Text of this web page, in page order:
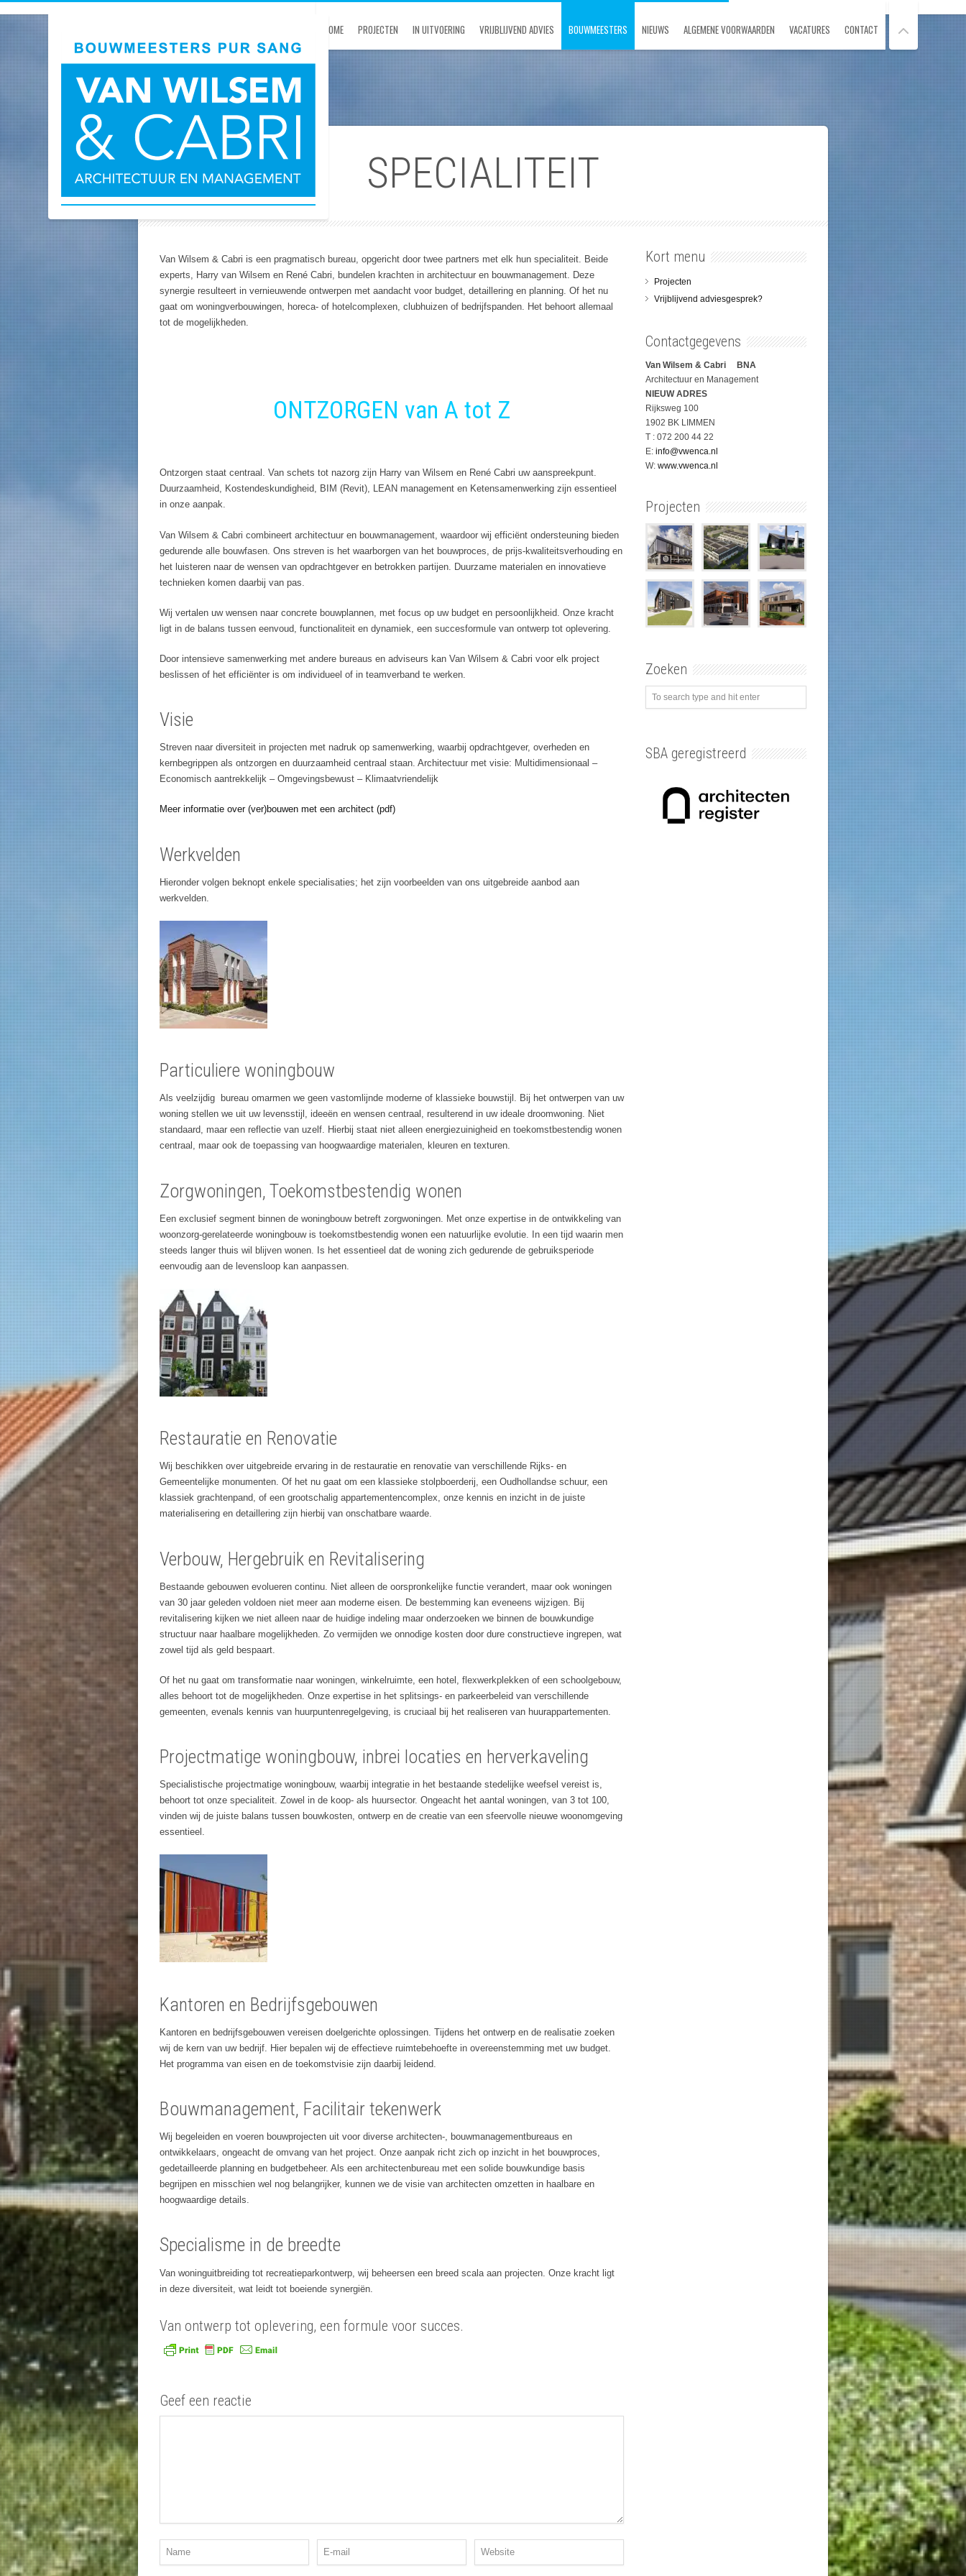
HOME PROJECTEN IN UITVOERING VRIJBLIJVEND ADVIES BOUWMEESTERS NIEUWS ALGEMENE VOORWAARDEN VACATURES CONTACT
SPECIALITEIT
Van Wilsem & Cabri is een pragmatisch bureau, opgericht door twee partners met elk hun specialiteit. Beide
experts, Harry van Wilsem en René Cabri, bundelen krachten in architectuur en bouwmanagement. Deze
synergie resulteert in vernieuwende ontwerpen met aandacht voor budget, detaillering en planning. Of het nu
gaat om woningverbouwingen, horeca- of hotelcomplexen, clubhuizen of bedrijfspanden. Het behoort allemaal
tot de mogelijkheden.
ONTZORGEN van A tot Z
Ontzorgen staat centraal. Van schets tot nazorg zijn Harry van Wilsem en René Cabri uw aanspreekpunt.
Duurzaamheid, Kostendeskundigheid, BIM (Revit), LEAN management en Ketensamenwerking zijn essentieel
in onze aanpak.
Van Wilsem & Cabri combineert architectuur en bouwmanagement, waardoor wij efficiënt ondersteuning bieden
gedurende alle bouwfasen. Ons streven is het waarborgen van het bouwproces, de prijs-kwaliteitsverhouding en
het luisteren naar de wensen van opdrachtgever en betrokken partijen. Duurzame materialen en innovatieve
technieken komen daarbij van pas.
Wij vertalen uw wensen naar concrete bouwplannen, met focus op uw budget en persoonlijkheid. Onze kracht
ligt in de balans tussen eenvoud, functionaliteit en dynamiek, een succesformule van ontwerp tot oplevering.
Door intensieve samenwerking met andere bureaus en adviseurs kan Van Wilsem & Cabri voor elk project
beslissen of het efficiënter is om individueel of in teamverband te werken.
Visie
Streven naar diversiteit in projecten met nadruk op samenwerking, waarbij opdrachtgever, overheden en
kernbegrippen als ontzorgen en duurzaamheid centraal staan. Architectuur met visie: Multidimensionaal –
Economisch aantrekkelijk – Omgevingsbewust – Klimaatvriendelijk
Meer informatie over (ver)bouwen met een architect (pdf)
Werkvelden
Hieronder volgen beknopt enkele specialisaties; het zijn voorbeelden van ons uitgebreide aanbod aan
werkvelden.
Particuliere woningbouw
Als veelzijdig bureau omarmen we geen vastomlijnde moderne of klassieke bouwstijl. Bij het ontwerpen van uw
woning stellen we uit uw levensstijl, ideeën en wensen centraal, resulterend in uw ideale droomwoning. Niet
standaard, maar een reflectie van uzelf. Hierbij staat niet alleen energiezuinigheid en toekomstbestendig wonen
centraal, maar ook de toepassing van hoogwaardige materialen, kleuren en texturen.
Zorgwoningen, Toekomstbestendig wonen
Een exclusief segment binnen de woningbouw betreft zorgwoningen. Met onze expertise in de ontwikkeling van
woonzorg-gerelateerde woningbouw is toekomstbestendig wonen een natuurlijke evolutie. In een tijd waarin men
steeds langer thuis wil blijven wonen. Is het essentieel dat de woning zich gedurende de gebruiksperiode
eenvoudig aan de levensloop kan aanpassen.
Restauratie en Renovatie
Wij beschikken over uitgebreide ervaring in de restauratie en renovatie van verschillende Rijks- en
Gemeentelijke monumenten. Of het nu gaat om een klassieke stolpboerderij, een Oudhollandse schuur, een
klassiek grachtenpand, of een grootschalig appartementencomplex, onze kennis en inzicht in de juiste
materialisering en detaillering zijn hierbij van onschatbare waarde.
Verbouw, Hergebruik en Revitalisering
Bestaande gebouwen evolueren continu. Niet alleen de oorspronkelijke functie verandert, maar ook woningen
van 30 jaar geleden voldoen niet meer aan moderne eisen. De bestemming kan eveneens wijzigen. Bij
revitalisering kijken we niet alleen naar de huidige indeling maar onderzoeken we binnen de bouwkundige
structuur naar haalbare mogelijkheden. Zo vermijden we onnodige kosten door dure constructieve ingrepen, wat
zowel tijd als geld bespaart.
Of het nu gaat om transformatie naar woningen, winkelruimte, een hotel, flexwerkplekken of een schoolgebouw,
alles behoort tot de mogelijkheden. Onze expertise in het splitsings- en parkeerbeleid van verschillende
gemeenten, evenals kennis van huurpuntenregelgeving, is cruciaal bij het realiseren van huurappartementen.
Projectmatige woningbouw, inbrei locaties en herverkaveling
Specialistische projectmatige woningbouw, waarbij integratie in het bestaande stedelijke weefsel vereist is,
behoort tot onze specialiteit. Zowel in de koop- als huursector. Ongeacht het aantal woningen, van 3 tot 100,
vinden wij de juiste balans tussen bouwkosten, ontwerp en de creatie van een sfeervolle nieuwe woonomgeving
essentieel.
Kantoren en Bedrijfsgebouwen
Kantoren en bedrijfsgebouwen vereisen doelgerichte oplossingen. Tijdens het ontwerp en de realisatie zoeken
wij de kern van uw bedrijf. Hier bepalen wij de effectieve ruimtebehoefte in overeenstemming met uw budget.
Het programma van eisen en de toekomstvisie zijn daarbij leidend.
Bouwmanagement, Facilitair tekenwerk
Wij begeleiden en voeren bouwprojecten uit voor diverse architecten-, bouwmanagementbureaus en
ontwikkelaars, ongeacht de omvang van het project. Onze aanpak richt zich op inzicht in het bouwproces,
gedetailleerde planning en budgetbeheer. Als een architectenbureau met een solide bouwkundige basis
begrijpen en misschien wel nog belangrijker, kunnen we de visie van architecten omzetten in haalbare en
hoogwaardige details.
Specialisme in de breedte
Van woninguitbreiding tot recreatieparkontwerp, wij beheersen een breed scala aan projecten. Onze kracht ligt
in deze diversiteit, wat leidt tot boeiende synergiën.
Van ontwerp tot oplevering, een formule voor succes.
Geef een reactie
Kort menu
Projecten
Vrijblijvend adviesgesprek?
Contactgegevens
Van Wilsem & Cabri BNA
Architectuur en Management
NIEUW ADRES
Rijksweg 100
1902 BK LIMMEN
T : 072 200 44 22
E:info@vwenca.nl
W:www.vwenca.nl
Projecten
Zoeken
SBA geregistreerd